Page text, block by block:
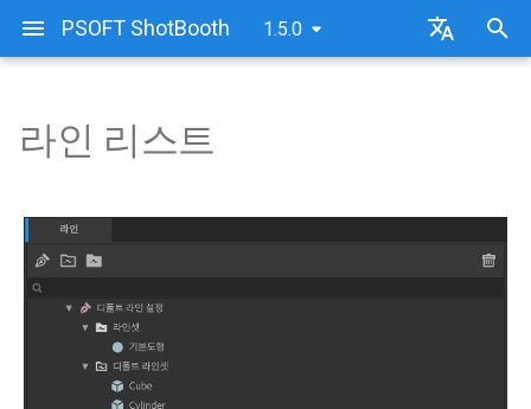
PSOFT ShotBooth 1.5.0
입
력
설치 방법
제거(언인스톨) 방법
인증의 종류
온라인 인증 방법
라이선스 반환(온라인)
라이선스 반환(오프라인)
ShotBooth 화면 구성
ShotBooth 사용 방법
샘플 파일
라인 리스트 바
리스트 검색
라인 리스트의 표시 요소
라인 리스트 사용 방법
카메라 라인 셋(간단)
라인 리스트